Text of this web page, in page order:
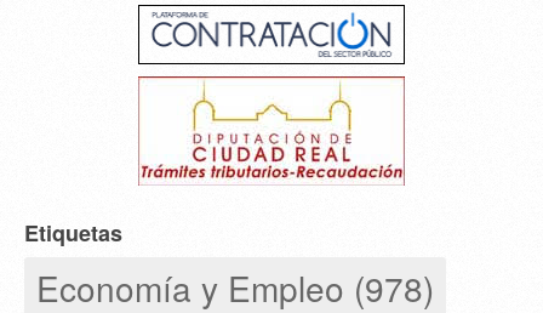
Etiquetas
Economía y Empleo (978)